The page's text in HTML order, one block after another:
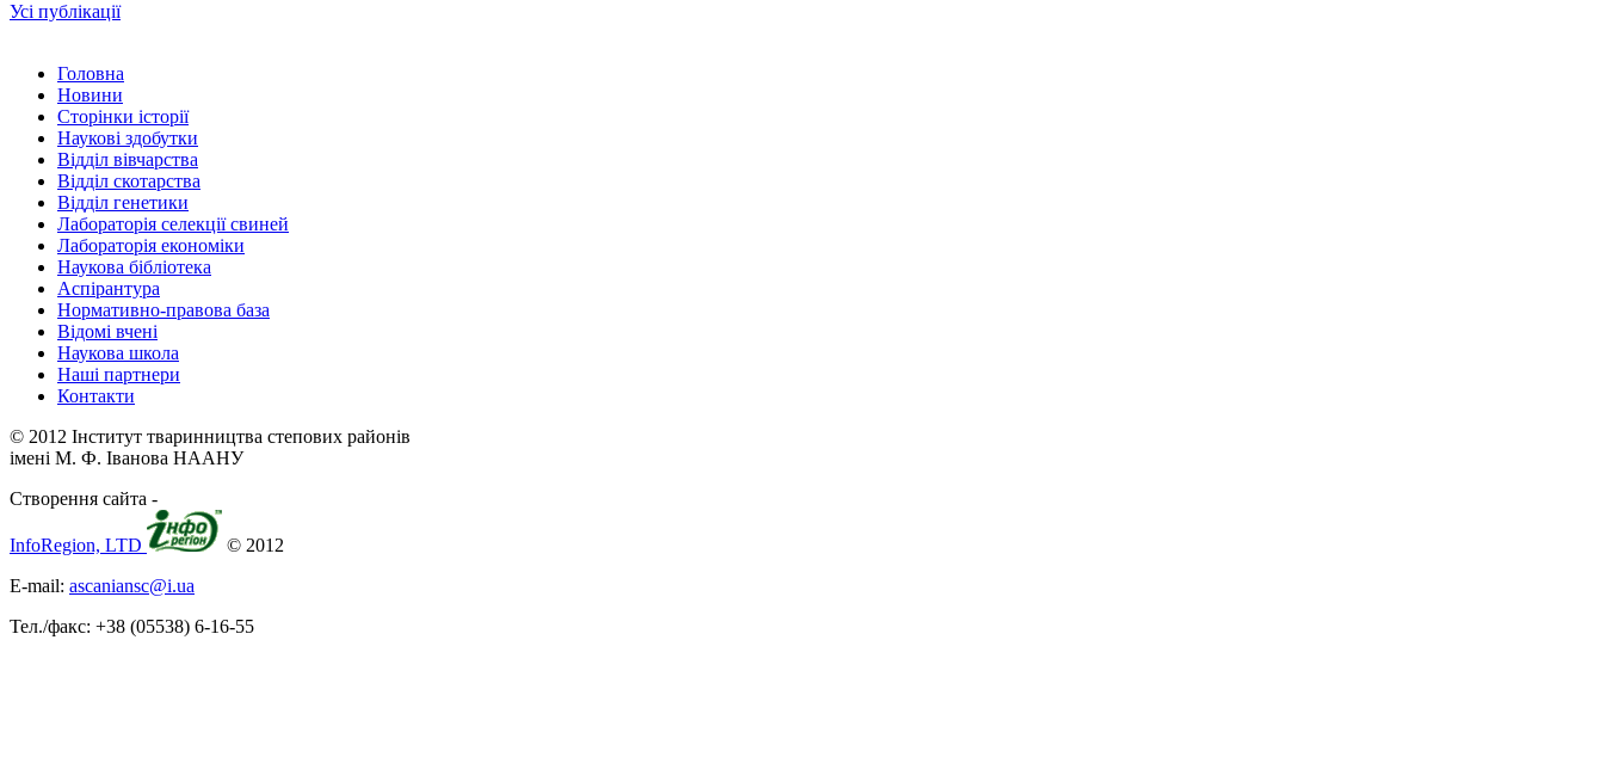
Усі публікації
Головна
Новини
Сторінки історії
Наукові здобутки
Відділ вівчарства
Відділ скотарства
Відділ генетики
Лабораторія селекції свиней
Лабораторія економіки
Наукова бібліотека
Аспірантура
Нормативно-правова база
Відомі вчені
Наукова школа
Наші партнери
Контакти
© 2012 Інститут тваринництва степових районів
імені М. Ф. Іванова НААНУ
Створення сайта -
InfoRegion, LTD
© 2012
E-mail: ascaniansc@i.ua
Тел./факс: +38 (05538) 6-16-55